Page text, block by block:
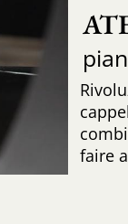
faire